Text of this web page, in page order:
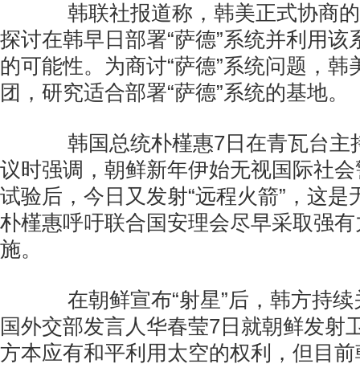
韩联社报道称，韩美正式协商的
探讨在韩早日部署“萨德”系统并利用该
的可能性。为商讨“萨德”系统问题，韩
团，研究适合部署“萨德”系统的基地。
韩国总统朴槿惠7日在青瓦台主
议时强调，朝鲜新年伊始无视国际社
试验后，今日又发射“远程火箭”，这是
朴槿惠呼吁联合国安理会尽早采取强
施。
在朝鲜宣布“射星”后，韩方持续
国外交部发言人华春莹7日就朝鲜发射
方本应有和平利用太空的权利，但目